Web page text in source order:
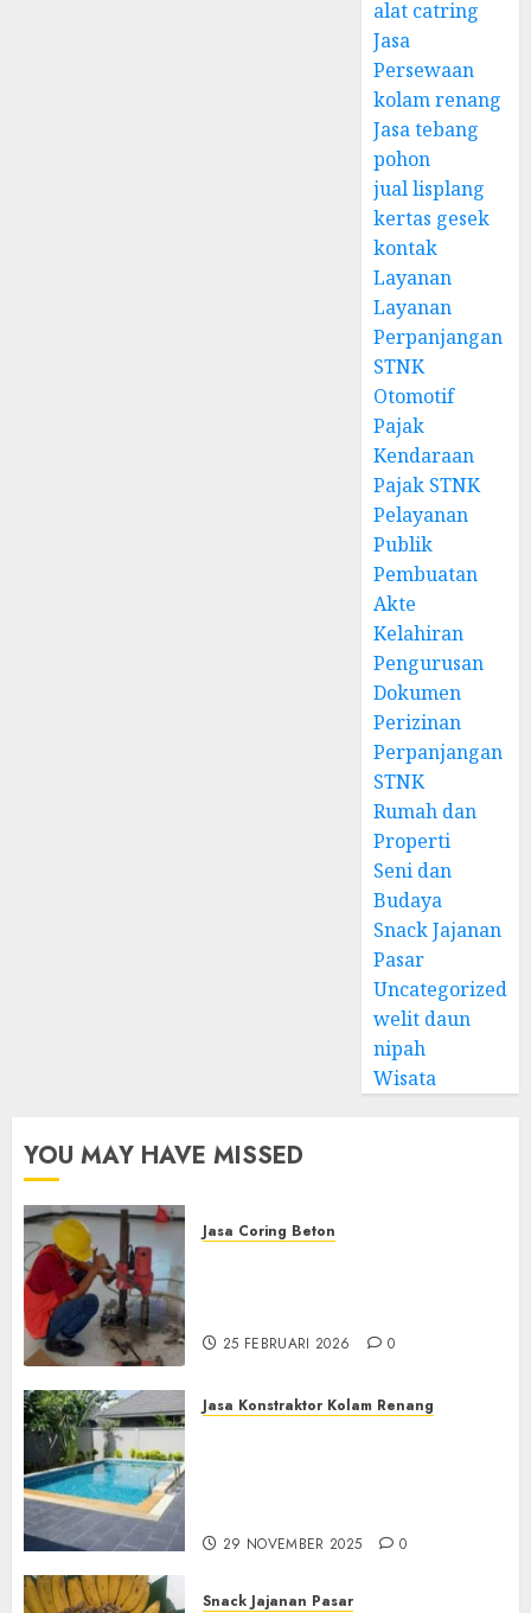
alat catring
Jasa
Persewaan
kolam renang
Jasa tebang
pohon
jual lisplang
kertas gesek
kontak
Layanan
Layanan
Perpanjangan
STNK
Otomotif
Pajak
Kendaraan
Pajak STNK
Pelayanan
Publik
Pembuatan
Akte
Kelahiran
Pengurusan
Dokumen
Perizinan
Perpanjangan
STNK
Rumah dan
Properti
Seni dan
Budaya
Snack Jajanan
Pasar
Uncategorized
welit daun
nipah
Wisata
YOU MAY HAVE MISSED
Jasa Coring Beton
25 FEBRUARI 2026 0
Jasa Konstraktor Kolam Renang
29 NOVEMBER 2025 0
Snack Jajanan Pasar